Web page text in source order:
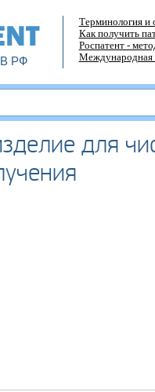
РФ
Терминология и
Как получить
Роспатент -
Международная
для